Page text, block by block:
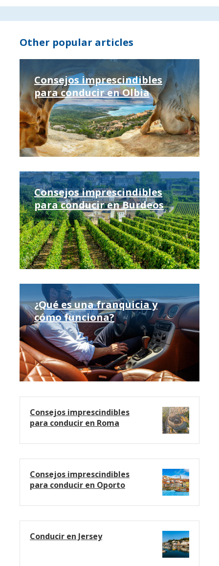
Other popular articles
Consejos imprescindibles
para conducir en Olbia
Consejos imprescindibles
para conducir en Burdeos
¿Qué es una franquicia y
cómo funciona?
Consejos imprescindibles
para conducir en Roma
Consejos imprescindibles
para conducir en Oporto
Conducir en Jersey